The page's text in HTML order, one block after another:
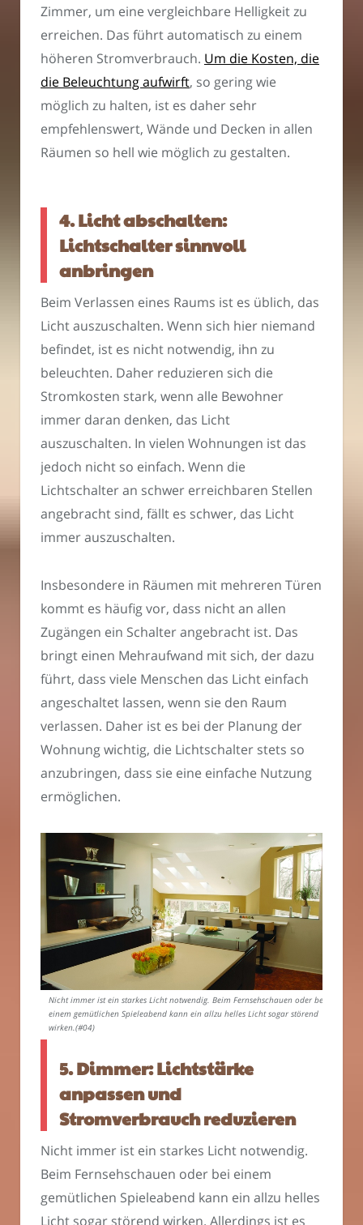
Zimmer, um eine vergleichbare Helligkeit zu
erreichen. Das führt automatisch zu einem
höheren Stromverbrauch. Um die Kosten, die
die Beleuchtung aufwirft, so gering wie
möglich zu halten, ist es daher sehr
empfehlenswert, Wände und Decken in allen
Räumen so hell wie möglich zu gestalten.
4. Licht abschalten:
Lichtschalter sinnvoll
anbringen
Beim Verlassen eines Raums ist es üblich, das
Licht auszuschalten. Wenn sich hier niemand
befindet, ist es nicht notwendig, ihn zu
beleuchten. Daher reduzieren sich die
Stromkosten stark, wenn alle Bewohner
immer daran denken, das Licht
auszuschalten. In vielen Wohnungen ist das
jedoch nicht so einfach. Wenn die
Lichtschalter an schwer erreichbaren Stellen
angebracht sind, fällt es schwer, das Licht
immer auszuschalten.
Insbesondere in Räumen mit mehreren Türen
kommt es häufig vor, dass nicht an allen
Zugängen ein Schalter angebracht ist. Das
bringt einen Mehraufwand mit sich, der dazu
führt, dass viele Menschen das Licht einfach
angeschaltet lassen, wenn sie den Raum
verlassen. Daher ist es bei der Planung der
Wohnung wichtig, die Lichtschalter stets so
anzubringen, dass sie eine einfache Nutzung
ermöglichen.
Nicht immer ist ein starkes Licht notwendig. Beim Fernsehschauen oder bei
einem gemütlichen Spieleabend kann ein allzu helles Licht sogar störend
wirken.(#04)
5. Dimmer: Lichtstärke
anpassen und
Stromverbrauch reduzieren
Nicht immer ist ein starkes Licht notwendig.
Beim Fernsehschauen oder bei einem
gemütlichen Spieleabend kann ein allzu helles
Licht sogar störend wirken. Allerdings ist es